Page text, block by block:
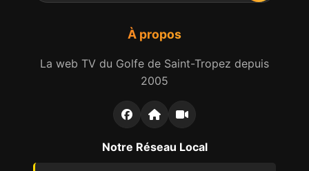
À propos
La web TV du Golfe de Saint-Tropez depuis
2005
Notre Réseau Local